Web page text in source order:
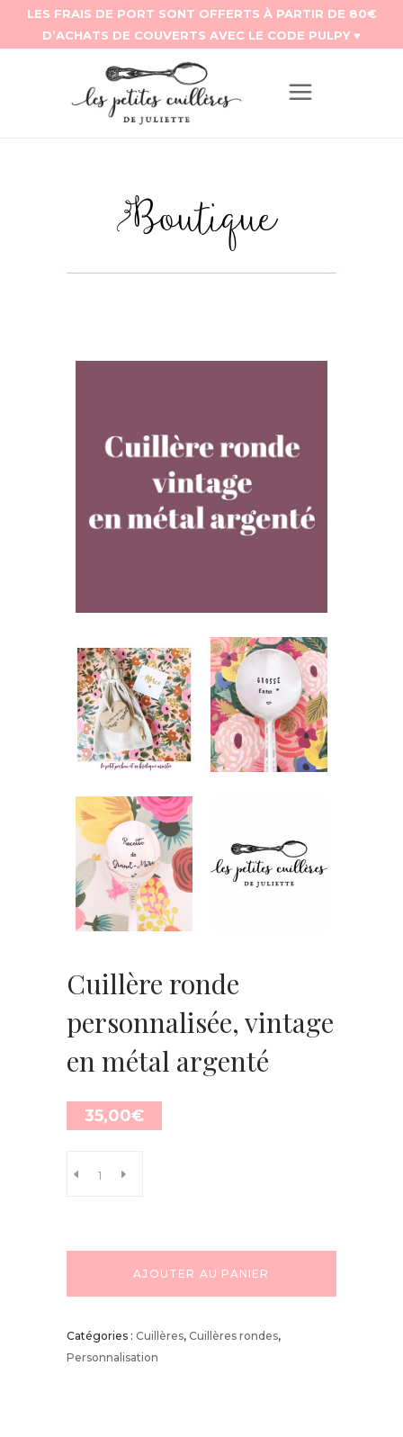
Boutique
Cuillère ronde
personnalisée, vintage
en métal argenté
35,00€
AJOUTER AU PANIER
Catégories : Cuillères, Cuillères rondes,
Personnalisation